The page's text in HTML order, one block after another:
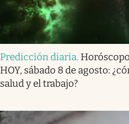
Predicción diaria.
HOY, sábado 8 de agosto:
salud y el trabajo?